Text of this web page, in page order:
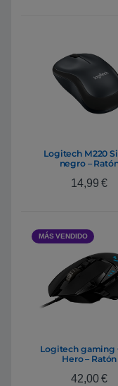
Logitech M220
negro –
14,99€
MÁS VENDIDO
Logitech gaming
Hero – Ratón
42,00€